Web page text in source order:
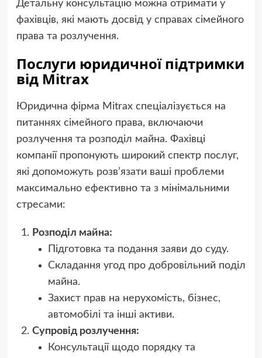
Детальну консультацію можна отримати у
фахівців, які мають досвід у справах сімейного
права та розлучення.
Послуги юридичної підтримки
від Mitrax
Юридична фірма Mitrax спеціалізується на
питаннях сімейного права, включаючи
розлучення та розподіл майна. Фахівці
компанії пропонують широкий спектр послуг,
які допоможуть розв’язати ваші проблеми
максимально ефективно та з мінімальними
стресами:
Розподіл майна:
Підготовка та подання заяви до суду.
Складання угод про добровільний поділ
майна.
Захист прав на нерухомість, бізнес,
автомобілі та інші активи.
Супровід розлучення:
Консультації щодо порядку та